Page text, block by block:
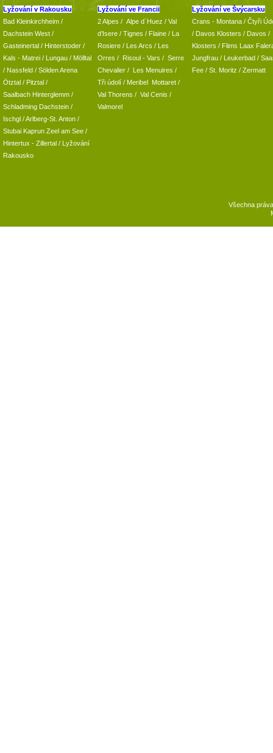
Lyžování v Rakousku
Bad Kleinkirchheim /
Dachstein West /
Gasteinertal / Hinterstoder /
Kals - Matrei / Lungau / Mölltal
/ Nassfeld / Sölden Arena
Ötztal / Pitztal /
Saalbach Hinterglemm /
Schladming Dachstein /
Ischgl /Arlberg-St. Anton /
Stubai Kaprun Zeel am See /
Hintertux - Zillertal / Lyžování
Rakousko
Lyžování ve Francii
2 Alpes / Alpe d´Huez / Val
d’Isere / Tignes / Flaine / La
Rosiere / Les Arcs / Les
Orres / Risoul - Vars / Serre
Chevalier / Les Menuires /
Tři údolí / Meribel Mottaret /
Val Thorens / Val Cenis /
Valmorel
Lyžování ve Švýcarsku
Crans - Montana / Čtyři
/ Davos Klosters / Davos /
Klosters / Flims Laax
Jungfrau / Leukerbad /
Fee / St. Moritz / Zermatt
Všechna